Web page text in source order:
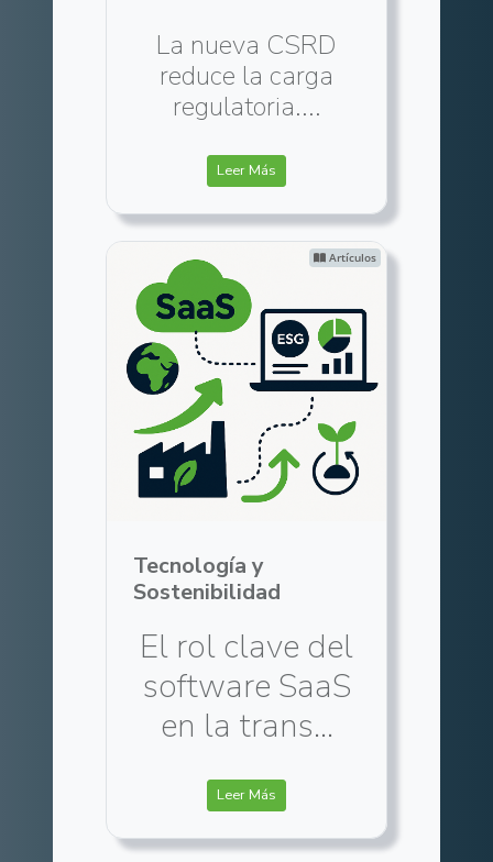
La nueva CSRD
reduce la carga
regulatoria....
Leer Más
Artículos
Tecnología y
Sostenibilidad
El rol clave del
software SaaS
en la trans...
Leer Más